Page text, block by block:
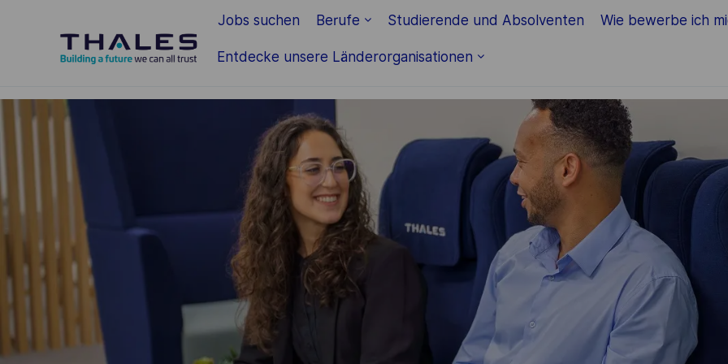
Jobs suchen Berufe Studierende und Absolventen Wie bewerbe ich
Entdecke unsere Länderorganisationen
-